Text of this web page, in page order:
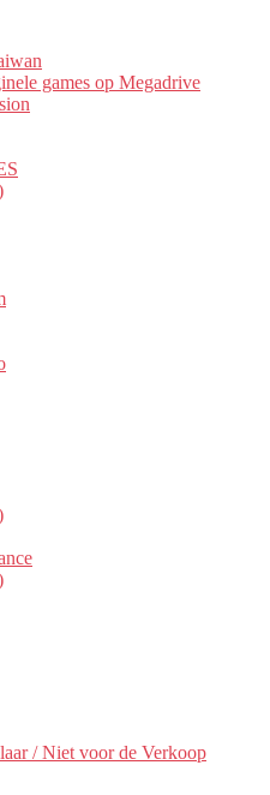
games op Megadrive
/ Niet voor de Verkoop